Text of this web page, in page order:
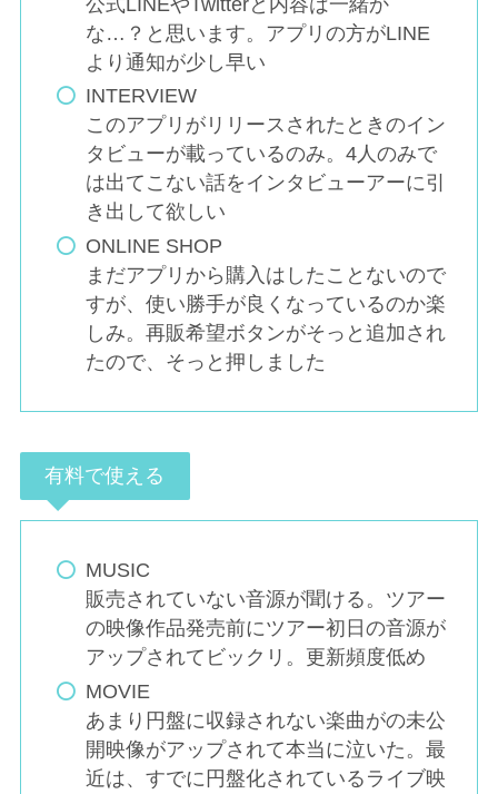
な…？と思います。アプリの方がLINE
より通知が少し早い
INTERVIEW
このアプリがリリースされたときのイン
タビューが載っているのみ。4人のみで
は出てこない話をインタビューアーに引
き出して欲しい
ONLINE SHOP
まだアプリから購入はしたことないので
すが、使い勝手が良くなっているのか楽
しみ。再販希望ボタンがそっと追加され
たので、そっと押しました
有料で使える
MUSIC
販売されていない音源が聞ける。ツアー
の映像作品発売前にツアー初日の音源が
アップされてビックリ。更新頻度低め
MOVIE
あまり円盤に収録されない楽曲がの未公
開映像がアップされて本当に泣いた。最
近は、すでに円盤化されているライブ映